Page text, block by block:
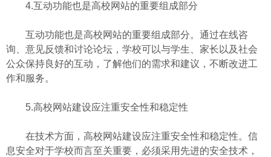
4.互动功能也是高校网站的重要组成部分
互动功能也是高校网站的重要组成部分。通过在线咨
询、意见反馈和讨论论坛，学校可以与学生、家长以及社会
公众保持良好的互动，了解他们的需求和建议，不断改进工
作和服务。
5.高校网站建设应注重安全性和稳定性
在技术方面，高校网站建设应注重安全性和稳定性。信
息安全对于学校而言至关重要，必须采用先进的安全技术，